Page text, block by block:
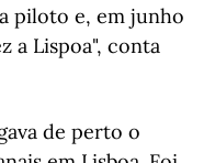
piloto e, em junho
a Lispoa", conta
de perto o